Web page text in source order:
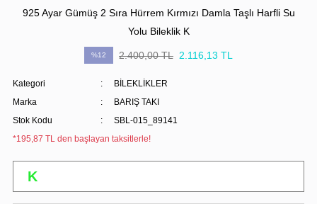
925 Ayar Gümüş 2 Sıra Hürrem Kırmızı Damla Taşlı Harfli Su
Yolu Bileklik K
%12 2.400,00 TL 2.116,13 TL
Kategori
BİLEKLİKLER
Marka
BARIŞ TAKI
Stok Kodu
SBL-015_89141
*195,87 TL den başlayan taksitlerle!